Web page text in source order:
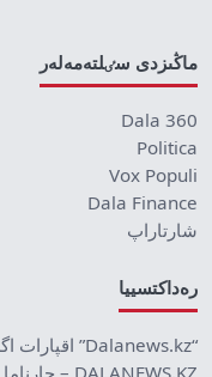
ماڭىزدى سٸلتەمەلەر
Dala 360
Politica
Vox Populi
Dala Finance
شارتاراپ
رەداكتسييا
“Dalanews.kz” اقپارات اگەنتتٸگٸ تۋرالى